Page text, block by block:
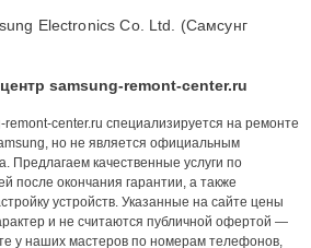
Electronics Co. Ltd. (Самсунг
samsung-remont-center.ru
center.ru специализируется на ремонте
но не является официальным
Предлагаем качественные услуги по
после окончания гарантии, а также
устройств. Указанные на сайте цены
и не считаются публичной офертой —
у наших мастеров по номерам телефонов,